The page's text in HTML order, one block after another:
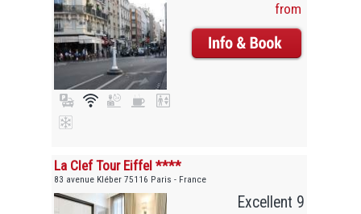
from
La Clef Tour Eiffel ****
83 avenue Kléber 75116 Paris - France
Excellent 9